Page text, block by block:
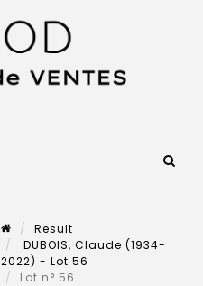
Result
DUBOIS, Claude (1934-
2022) - Lot 56
Lot n° 56